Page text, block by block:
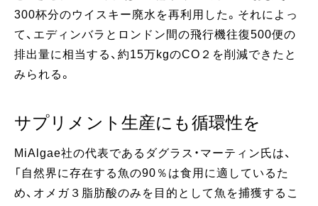
300杯分のウイスキー廃水を再利用した。それによっ
て、エディンバラとロンドン間の飛行機往復500便の
排出量に相当する、約15万kgのCO２を削減できたと
みられる。
サプリメント生産にも循環性を
MiAlgae社の代表であるダグラス・マーティン氏は、
「自然界に存在する魚の90％は食用に適しているた
め、オメガ３脂肪酸のみを目的として魚を捕獲するこ